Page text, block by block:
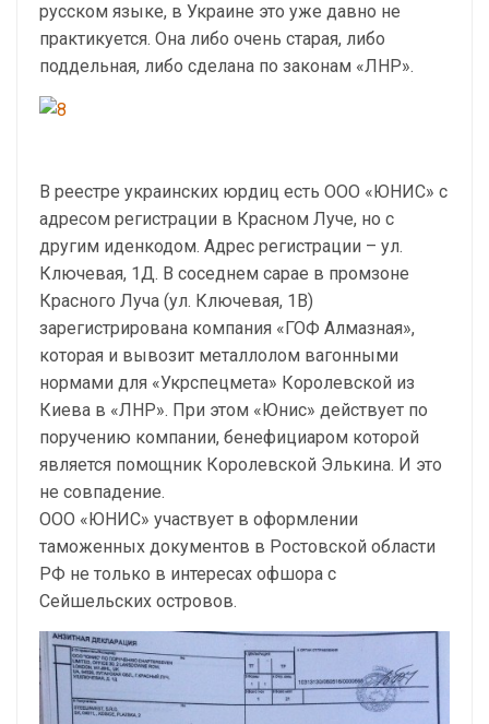
русском языке, в Украине это уже давно не
практикуется. Она либо очень старая, либо
поддельная, либо сделана по законам «ЛНР».
В реестре украинских юрдиц есть ООО «ЮНИС» с
адресом регистрации в Красном Луче, но с
другим иденкодом. Адрес регистрации – ул.
Ключевая, 1Д. В соседнем сарае в промзоне
Красного Луча (ул. Ключевая, 1В)
зарегистрирована компания «ГОФ Алмазная»,
которая и вывозит металлолом вагонными
нормами для «Укрспецмета» Королевской из
Киева в «ЛНР». При этом «Юнис» действует по
поручению компании, бенефициаром которой
является помощник Королевской Элькина. И это
не совпадение.
ООО «ЮНИС» участвует в оформлении
таможенных документов в Ростовской области
РФ не только в интересах офшора с
Сейшельских островов.